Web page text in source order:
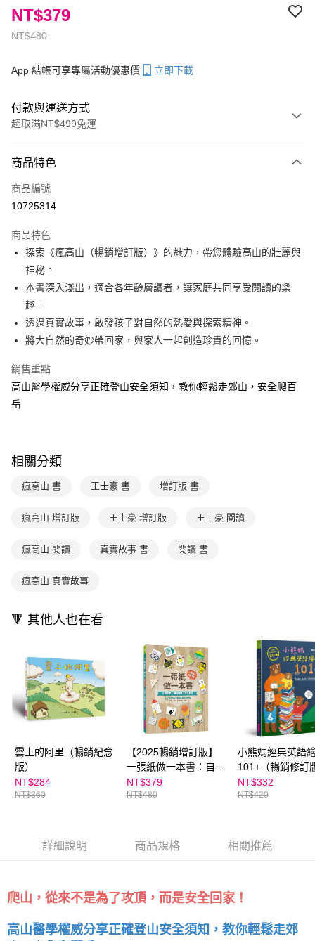
NT$480
NT$379
App 結帳可享專屬活動優惠價 立即下載
付款與運送方式
超取滿NT$499免運
信用卡一次付款
LINE Pay
大哥付你分期
相關說明
【大哥付你分期使用說明】
1.本服務由台灣大哥大提供，台灣大哥大用戶可立即使用無須另外申請。
2.付款方式選擇「大哥付你分期」，訂單成立後會自動跳轉到大哥付的交易
流程，驗證手機門號後，選擇欲分期的期數、繳款截止日，確認付款後即完
3.實際核准額度、可分期數及費用金額請依後續交易確認頁面所載為準。
消。如遇「轉專審核」未通過狀況，表示未達大哥付你分期系統評分，恕無
法說明評估內容。
1.分期款項不併入電信帳單，「大哥付你分期」於每月結算日後寄送繳費提
1.本服務係由「台灣大哥大股份有限公司」（以下簡稱本公司）所提供，讓
2.基於同意付款使用「大哥付你分期」之契約關係目的，商店將以您的個人
由本公司與您本人進行分期帳單所需資料之確認、核對及更正。
AFTEE先享後付
相關說明
【關於「AFTEE先享後付」】
AFTEE先享後付是「在收到商品之後才付款」的支付方式。 讓您購物簡單
１．簡單：不需註冊會員、不需綁卡、不需儲值。
２．便利：只要手機號碼，簡訊認證，即可結帳。
３．安心：先確認商品／服務後，再付款。
３．收到繳費通知簡訊後14天內，點擊此簡訊中的連結，可透過四大超商／
※ 請注意：結帳手續完成當下不需立刻繳費，但若您需要取消訂單，請聯絡
後付繳納相關費用。
客戶支援中心」
https://netprotections.freshdesk.com/support/home
【注意事項】
權轉讓予恩沛科技股份有限公司。
３．未成年的使用者請事先徵得法定代理人或監護人之同意方可使用
「AFTEE先享後付」，若未經同意申辦者引起之損失，本公司不負相關責
任。
４．使用「AFTEE先享後付」時，將依據個別帳號之用戶狀況，依本公司即
時審查核予不同之上限額度；若仍有額度不足之情形，本公司將視審查結果
請求用戶進行身份認證。
５．嚴禁一人註冊多個帳號或使用他人資訊註冊。若發現惡意使用之情形，
ATM付款
運送方式
付款後全家取貨｜8/8-8/14運費優惠，結帳滿499即享免運。
每筆NT$70，滿NT$499(含以上)免運費
每筆NT$70，滿NT$800(含以上)免運費
國內宅配/郵寄 (不適用離島、海外及郵局i郵箱)
每筆NT$200
商品特色
商品編號
10725314
商品特色
探索《瘋高山（暢銷增訂版）》的魅力，帶您體驗高山的壯麗與
神秘。
本書深入淺出，適合各年齡層讀者，讓家庭共同享受閱讀的樂
趣。
透過真實故事，啟發孩子對自然的熱愛與探索精神。
將大自然的奇妙帶回家，與家人一起創造珍貴的回憶。
銷售重點
高山醫學權威分享正確登山安全須知，教你輕鬆走郊山，安全爬百
岳
相關分類
瘋高山 書 王士豪 書 增訂版 書
瘋高山 增訂版 王士豪 增訂版 王士豪 閱讀
瘋高山 閱讀 真實故事 書 閱讀 書
瘋高山 真實故事
🔻 其他人也在看
雲上的阿里（暢銷紀念
版）
NT$284
NT$360
【2025暢銷增訂版】
一張紙做一本書：自我
探索X假日記趣X奇想
創作，63個寫作點子創
NT$379
NT$480
小熊媽經典英語
101+（暢銷修訂
NT$332
NT$420
詳細說明 商品規格 相關推薦
爬山，從來不是為了攻頂，而是安全回家！
高山醫學權威分享正確登山安全須知，教你輕鬆走郊